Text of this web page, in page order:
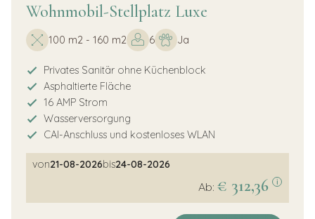
Wohnmobil-Stellplatz Luxe
100 m2 - 160 m2 6 Ja
Privates Sanitär ohne Küchenblock
Asphaltierte Fläche
16 AMP Strom
Wasserversorgung
CAI-Anschluss und kostenloses WLAN
von21-08-2026bis24-08-2026
Ab: € 312,36 i